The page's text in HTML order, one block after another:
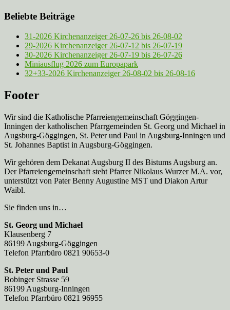
Beliebte Beiträge
31-2026 Kirchenanzeiger 26-07-26 bis 26-08-02
29-2026 Kirchenanzeiger 26-07-12 bis 26-07-19
30-2026 Kirchenanzeiger 26-07-19 bis 26-07-26
Miniausflug 2026 zum Europapark
32+33-2026 Kirchenanzeiger 26-08-02 bis 26-08-16
Footer
Wir sind die Katholische Pfarreien­gemeinschaft Göggingen-
Inningen der katholischen Pfarrgemeinden St. Georg und Michael in
Augsburg-Göggingen, St. Peter und Paul in Augsburg-Inningen und
St. Johannes Baptist in Augsburg-Göggingen.
Wir gehören dem Dekanat Augsburg II des Bistums Augsburg an.
Der Pfarreien­gemeinschaft steht Pfarrer Nikolaus Wurzer M.A. vor,
unterstützt von Pater Benny Augustine MST und Diakon Artur
Waibl.
Sie finden uns in…
St. Georg und Michael
Klausenberg 7
86199 Augsburg-Göggingen
Telefon Pfarrbüro 0821 90653-0
St. Peter und Paul
Bobinger Strasse 59
86199 Augsburg-Inningen
Telefon Pfarrbüro 0821 96955